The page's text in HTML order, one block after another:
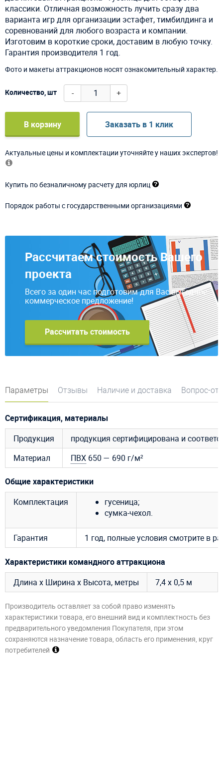
классики. Отличная возможность лучить сразу два
варианта игр для организации эстафет, тимбилдинга и
соревнований для любого возраста и компании.
Изготовим в короткие сроки, доставим в любую точку.
Гарантия производителя 1 год.
Фото и макеты аттракционов носят ознакомительный характер.
Количество, шт - +
В корзину Заказать в 1 клик
Актуальные цены и комплектации уточняйте у наших экспертов!
Купить по безналичному расчету для юрлиц
Порядок работы с государственными организациями
Рассчитаем стоимость Вашего
проекта
Всего за один час подготовим для Вас выгодное
коммерческое предложение!
Рассчитать стоимость
Параметры Отзывы Наличие и доставка Вопрос-
Сертификация, материалы
Продукция
продукция сертифицирована и
Материал
ПВХ 650 — 690 г/м²
Общие характеристики
Комплектация
гусеница;
сумка-чехол.
Гарантия 1 год, полные условия смотрите в
Характеристики командного аттракциона
Длина х Ширина х Высота, метры
7,4 х 0,5 м
Производитель оставляет за собой право изменять
характеристики товара, его внешний вид и комплектность без
предварительного уведомления Покупателя, при этом
сохраняются назначение товара, область его применения, круг
потребителей